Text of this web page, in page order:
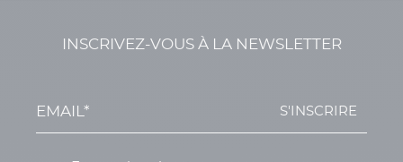
INSCRIVEZ-VOUS À LA NEWSLETTER
S'INSCRIRE